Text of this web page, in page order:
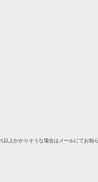
以上かかりそうな場合はメールにてお知